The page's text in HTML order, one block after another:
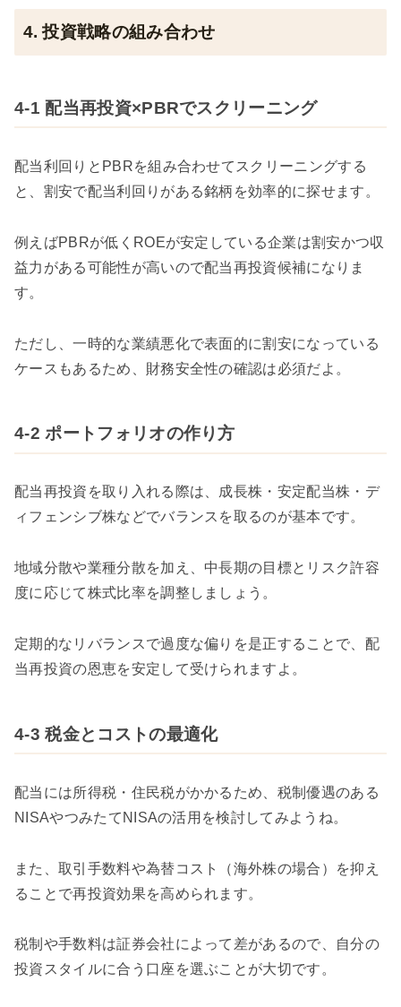
4. 投資戦略の組み合わせ
4-1 配当再投資×PBRでスクリーニング
配当利回りとPBRを組み合わせてスクリーニングする
と、割安で配当利回りがある銘柄を効率的に探せます。
例えばPBRが低くROEが安定している企業は割安かつ収
益力がある可能性が高いので配当再投資候補になりま
す。
ただし、一時的な業績悪化で表面的に割安になっている
ケースもあるため、財務安全性の確認は必須だよ。
4-2 ポートフォリオの作り方
配当再投資を取り入れる際は、成長株・安定配当株・デ
ィフェンシブ株などでバランスを取るのが基本です。
地域分散や業種分散を加え、中長期の目標とリスク許容
度に応じて株式比率を調整しましょう。
定期的なリバランスで過度な偏りを是正することで、配
当再投資の恩恵を安定して受けられますよ。
4-3 税金とコストの最適化
配当には所得税・住民税がかかるため、税制優遇のある
NISAやつみたてNISAの活用を検討してみようね。
また、取引手数料や為替コスト（海外株の場合）を抑え
ることで再投資効果を高められます。
税制や手数料は証券会社によって差があるので、自分の
投資スタイルに合う口座を選ぶことが大切です。